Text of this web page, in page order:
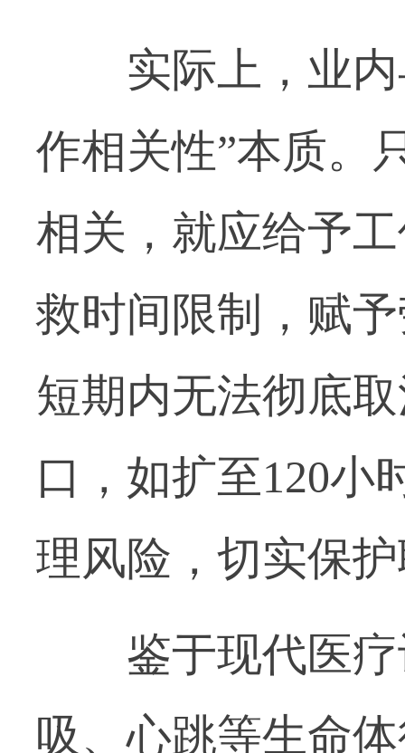
实际上，业内
作相关性”本质。
相关，就应给予
救时间限制，赋
短期内无法彻底
口，如扩至120小
理风险，切实保
鉴于现代医疗
吸、心跳等生命